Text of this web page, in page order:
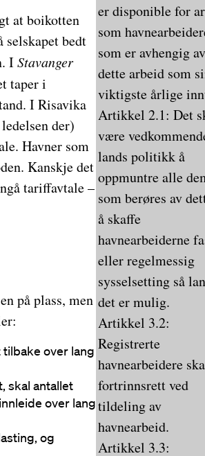
er disponible for
som
som er avhengig av
dette arbeid som
viktigste årlige
Artikkel 2.1: Det
være
lands politikk å
oppmuntre alle
som berøres av
å skaffe
havnearbeiderne
eller regelmessig
sysselsetting så
det er mulig.
Artikkel 3.2:
Registrerte
havnearbeidere
fortrinnsrett ved
tildeling av
havnearbeid.
Artikkel 3.3:
at boikotten
selskapet bedt
IStavanger
taper i
I Risavika
der)
Havner som
Kanskje det
tariffavtale –
på plass, men
over lang
skal antallet
over lang
og